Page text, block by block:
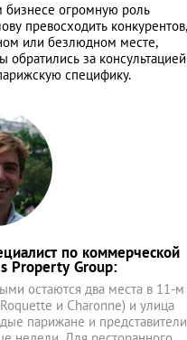
бизнесе огромную роль
превосходить конкурентов,
или безлюдном месте,
за консультацией
специфику.
по коммерческой
Property Group:
остаются два места в 11-м
и Charonne) и улица
парижане и представители